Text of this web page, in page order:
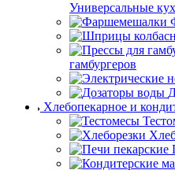
Универсальные
гамбургеров
Хлебопекарное и